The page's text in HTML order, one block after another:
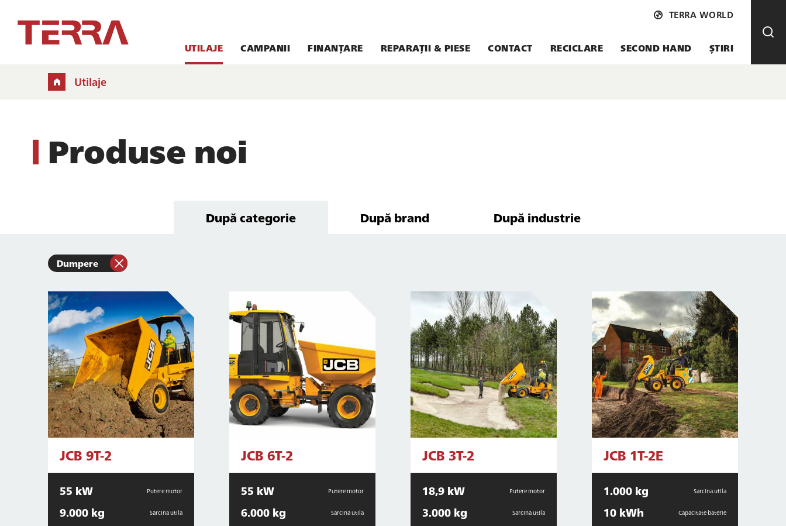
UTILAJE CAMPANII FINANȚARE REPARAȚII & PIESE CONTACT RECICLARE SECOND HAND ȘTIRI
TERRA WORLD
Utilaje
Produse noi
După categorie După brand După industrie
Dumpere
JCB 9T-2
55 kW Putere motor
9.000 kg Sarcina utila
JCB 6T-2
55 kW Putere motor
6.000 kg Sarcina utila
JCB 3T-2
18,9 kW Putere motor
3.000 kg Sarcina utila
JCB 1T-2E
1.000 kg Sarcina utila
10 kWh Capacitate baterie